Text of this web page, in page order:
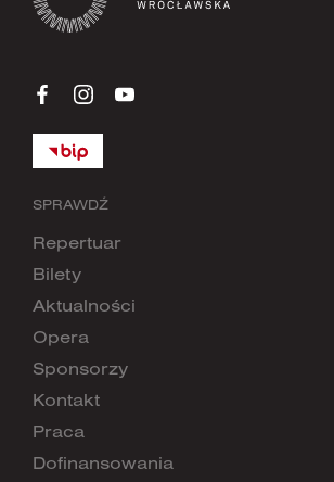
SPRAWDŹ
Repertuar
Bilety
Aktualności
Opera
Sponsorzy
Kontakt
Praca
Dofinansowania